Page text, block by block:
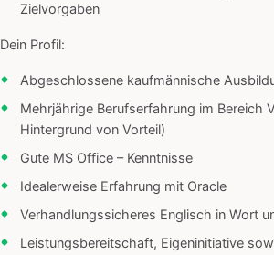
Zielvorgaben
Dein Profil:
Abgeschlossene kaufmännische
Mehrjährige Berufserfahrung im Bereich
Hintergrund von Vorteil)
Gute MS Office – Kenntnisse
Idealerweise Erfahrung mit Oracle
Verhandlungssicheres Englisch in Wort
Leistungsbereitschaft, Eigeninitiative